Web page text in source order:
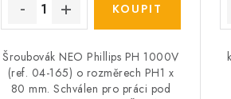
Šroubovák NEO Phillips PH 1000V
(ref. 04-165) o rozměrech PH1 x
80 mm. Schválen pro práci pod